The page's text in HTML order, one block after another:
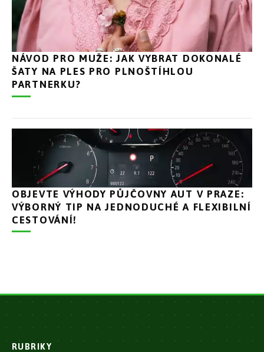
NÁVOD PRO MUŽE: JAK VYBRAT DOKONALÉ
ŠATY NA PLES PRO PLNOŠTÍHLOU
PARTNERKU?
OBJEVTE VÝHODY PŮJČOVNY AUT V PRAZE:
VÝBORNÝ TIP NA JEDNODUCHÉ A FLEXIBILNÍ
CESTOVÁNÍ!
RUBRIKY